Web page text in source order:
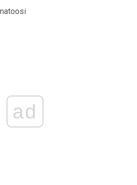
ad